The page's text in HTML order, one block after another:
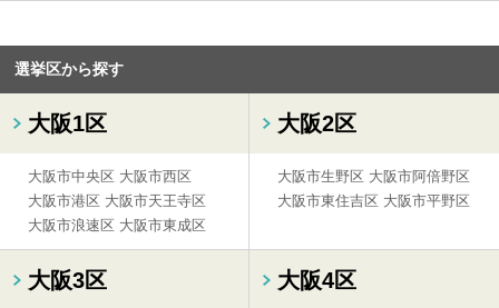
選挙区から探す
大阪1区
大阪市中央区 大阪市西区
大阪市港区 大阪市天王寺区
大阪市浪速区 大阪市東成区
大阪2区
大阪市生野区 大阪市阿倍野区
大阪市東住吉区 大阪市平野区
大阪3区 大阪4区